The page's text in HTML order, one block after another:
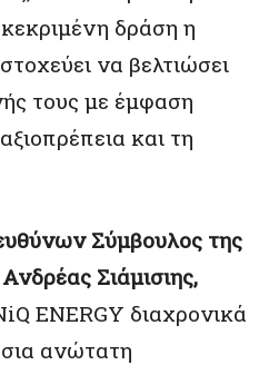
δράση η
να βελτιώσει
τους με έμφαση
και τη
Σύμβουλος της
Σιάμισιης,
ENERGY διαχρονικά
ανώτατη